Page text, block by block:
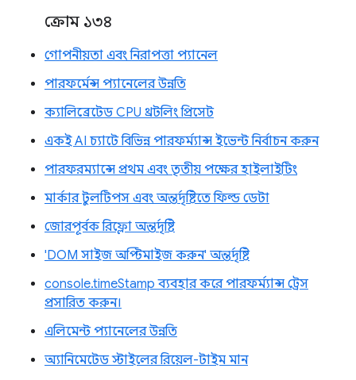
ক্রোম ১৩৪
গোপনীয়তা এবং নিরাপত্তা প্যানেল
পারফর্মেন্স প্যানেলের উন্নতি
ক্যালিব্রেটেড CPU থ্রটলিং প্রিসেট
একই AI চ্যাটে বিভিন্ন পারফর্ম্যান্স ইভেন্ট নির্বাচন করুন
পারফরম্যান্সে প্রথম এবং তৃতীয় পক্ষের হাইলাইটিং
মার্কার টুলটিপস এবং অন্তর্দৃষ্টিতে ফিল্ড ডেটা
জোরপূর্বক রিফ্লো অন্তর্দৃষ্টি
'DOM সাইজ অপ্টিমাইজ করুন' অন্তর্দৃষ্টি
console.timeStamp ব্যবহার করে পারফর্ম্যান্স ট্রেস
প্রসারিত করুন।
এলিমেন্ট প্যানেলের উন্নতি
অ্যানিমেটেড স্টাইলের রিয়েল-টাইম মান